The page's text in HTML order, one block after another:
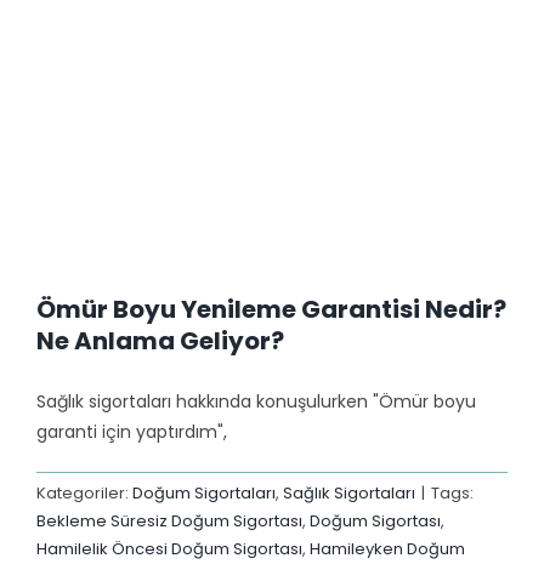
Ömür Boyu Yenileme Garantisi Nedir?
Ne Anlama Geliyor?
Sağlık sigortaları hakkında konuşulurken "Ömür boyu
garanti için yaptırdım",
Kategoriler: Doğum Sigortaları, Sağlık Sigortaları | Tags:
Bekleme Süresiz Doğum Sigortası, Doğum Sigortası,
Hamilelik Öncesi Doğum Sigortası, Hamileyken Doğum